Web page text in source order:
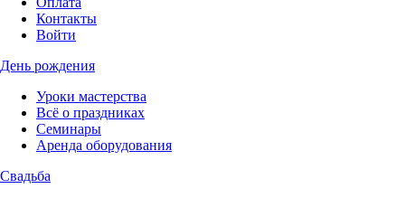
Контакты
Войти
День рождения
Уроки мастерства
Всё о праздниках
Семинары
Аренда оборудования
Свадьба